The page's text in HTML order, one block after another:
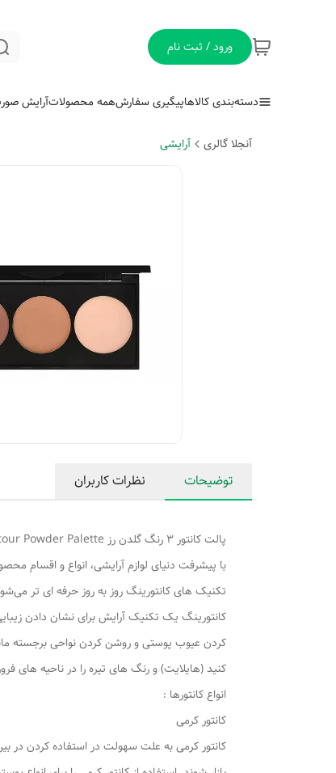
ورود / ثبت نام
دسته‌بندی کالاهاپیگیری سفارشهمه محصولاتآرایش
آنجلا گالری آرایشی
توضیحات نظرات کاربران
پالت کانتور 3 رنگ گلدن رز Golden rose Contour Powder Palette
با پیشرفت دنیای لوازم آرایشی، انواع و اقسام
تکنیک های کانتورینگ روز به روز حرفه ای تر
کانتورینگ یک تکنیک آرایش برای نشان دادن
کردن عیوب پوستی و روشن کردن نواحی برجسته
کنید (هایلایت) و رنگ های تیره را در ناحیه های
انواع کانتورها :
کانتور کرمی
کانتور کرمی به علت سهولت در استفاده کردن در